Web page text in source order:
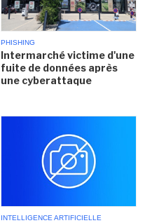
PHISHING
Intermarché victime d'une
fuite de données après
une cyberattaque
INTELLIGENCE ARTIFICIELLE